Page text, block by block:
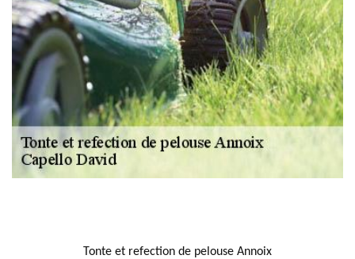
Tonte et refection de pelouse Annoix